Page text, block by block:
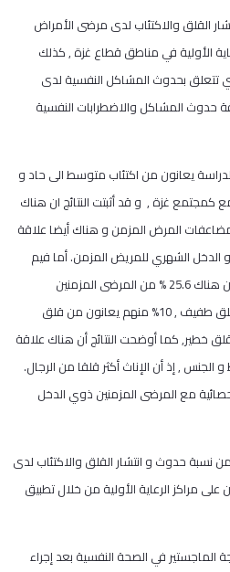
القلق والاكتئاب لدى مرضى الأمراض
الأولية في مناطق قطاع غزة , كذلك
تتعلق بحدوث المشاكل النفسية لدى
حدوث المشاكل والاضطرابات النفسية
هناك 4% من عينة الدراسة يعانون من اكتئاب متوسط الى حاد و
غزة , و قد أثبتت النتائج ان هناك
المرض المزمن و هناك أيضا علاقة
الدخل الشهري للمريض المزمن. أما فيم
يتعلق بالقلق فقد أشارت النتائج إلى أن هناك 25.6 % من المرضى المزمنين
المشاركين في الدراسة يعانون من قلق طفيف , 10% منهم يعانون من قلق
من قلق خطير, كما أوضحت النتائج أن هناك علاقة
, إذ أن الإناث أكثر قلقا من الرجال.
مع المرضى المزمنين ذوي الدخل
نسبة حدوث و انتشار القلق والاكتئاب لدى
مراكز الرعاية الأولية من خلال تطبيق
الماجستير في الصحة النفسية بعد إجراء